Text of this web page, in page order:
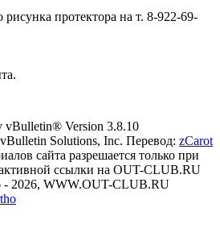
протектора на т. 8-922-69-
vBulletin® Version 3.8.10
Solutions, Inc. Перевод: zCarot
сайта разрешается только при
ссылки на OUT-CLUB.RU
- 2026, WWW.OUT-CLUB.RU